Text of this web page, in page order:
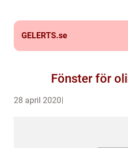
GELERTS.se
Fönster för
28 april 2020